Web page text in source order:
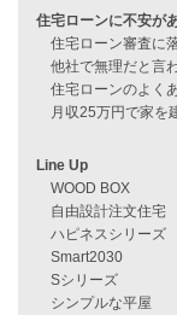
資料請